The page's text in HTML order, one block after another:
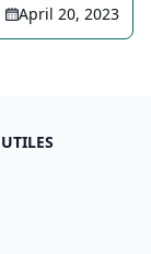
April 20, 2023